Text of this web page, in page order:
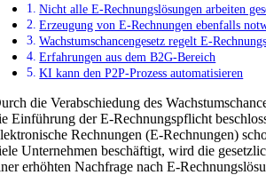
Nicht alle E-Rechnungslösungen arbeiten
Erzeugung von E-Rechnungen ebenfalls
Wachstumschancengesetz regelt E-
Erfahrungen aus dem B2G-Bereich
KI kann den P2P-Prozess automatisieren
die Verabschiedung des
Einführung der E-Rechnungspflicht
Rechnungen (E-Rechnungen)
Unternehmen beschäftigt, wird die
erhöhten Nachfrage nach E-